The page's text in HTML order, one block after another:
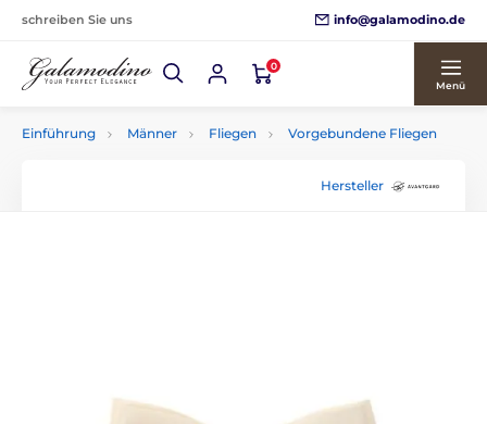
schreiben Sie uns info@galamodino.de
0
Menü
Einführung Männer Fliegen Vorgebundene Fliegen
Hersteller